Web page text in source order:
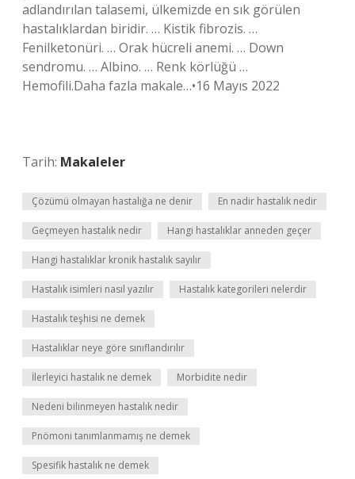
adlandırılan talasemi, ülkemizde en sık görülen
hastalıklardan biridir. … Kistik fibrozis. …
Fenilketonüri. … Orak hücreli anemi. … Down
sendromu. … Albino. … Renk körlüğü …
Hemofili.Daha fazla makale…•16 Mayıs 2022
Tarih: Makaleler
Çözümü olmayan hastalığa ne denir En nadir hastalık nedir
Geçmeyen hastalık nedir Hangi hastalıklar anneden geçer
Hangi hastalıklar kronik hastalık sayılır
Hastalık isimleri nasıl yazılır Hastalık kategorileri nelerdir
Hastalık teşhisi ne demek
Hastalıklar neye göre sınıflandırılır
İlerleyici hastalık ne demek Morbidite nedir
Nedeni bilinmeyen hastalık nedir
Pnömoni tanımlanmamış ne demek
Spesifik hastalık ne demek